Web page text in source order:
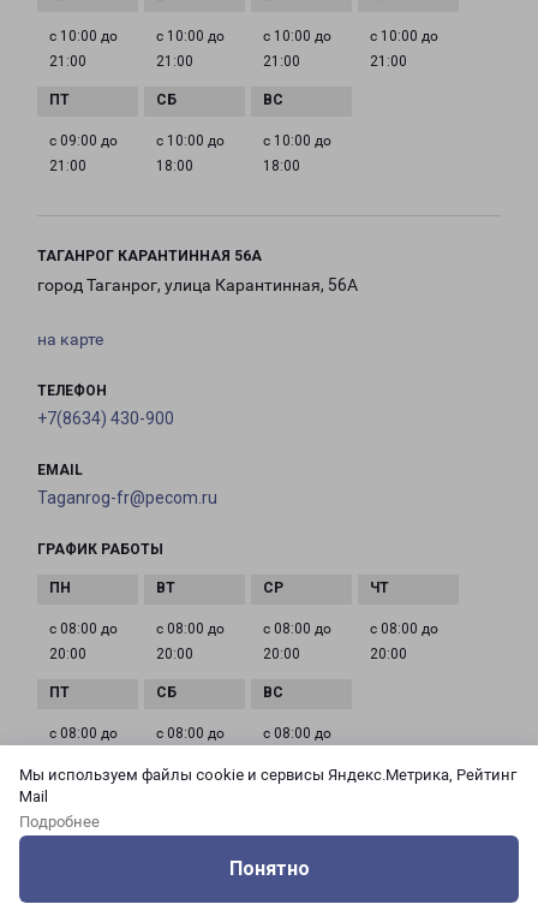
Мы используем файлы cookie и сервисы Яндекс.Метрика, Рейтинг
Mail
Подробнее
Понятно
с 10:00 до
21:00
с 10:00 до
21:00
с 10:00 до
21:00
с 10:00 до
21:00
с 09:00 до
21:00
с 10:00 до
18:00
с 10:00 до
18:00
ТАГАНРОГ КАРАНТИННАЯ 56А
город Таганрог, улица Карантинная, 56А
на карте
ТЕЛЕФОН
+7(8634) 430-900
EMAIL
Taganrog-fr@pecom.ru
ГРАФИК РАБОТЫ
с 08:00 до
20:00
с 08:00 до
20:00
с 08:00 до
20:00
с 08:00 до
20:00
с 08:00 до
с 08:00 до
с 08:00 до